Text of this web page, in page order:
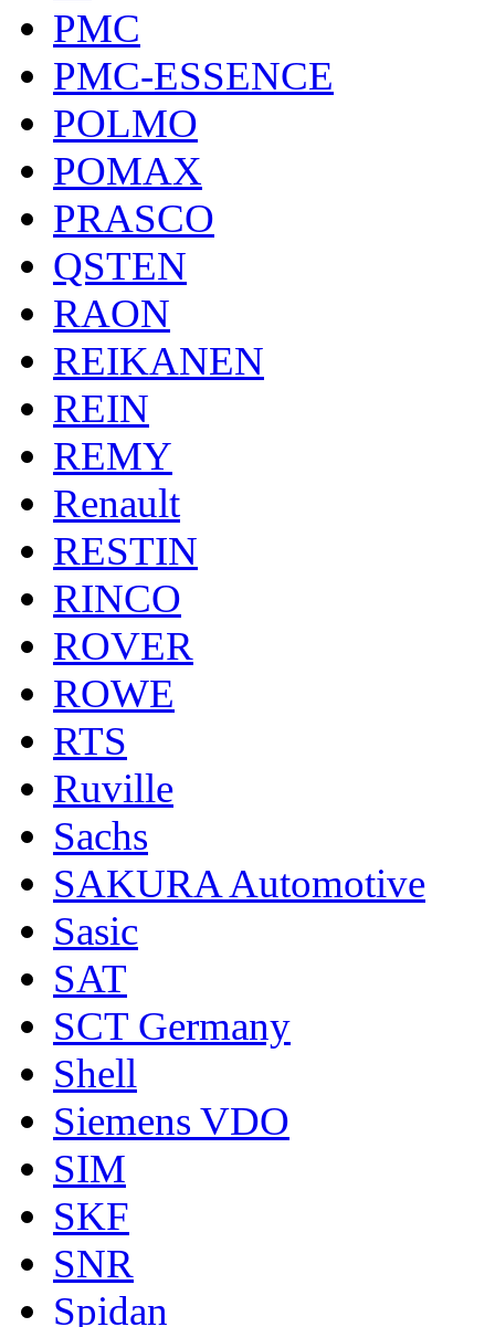
PMC
PMC-ESSENCE
POLMO
POMAX
PRASCO
QSTEN
RAON
REIKANEN
REIN
REMY
Renault
RESTIN
RINCO
ROVER
ROWE
RTS
Ruville
Sachs
SAKURA Automotive
Sasic
SAT
SCT Germany
Shell
Siemens VDO
SIM
SKF
SNR
Spidan